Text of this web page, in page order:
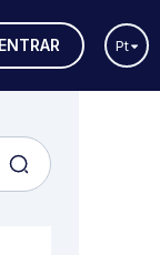
ENTRAR Pt